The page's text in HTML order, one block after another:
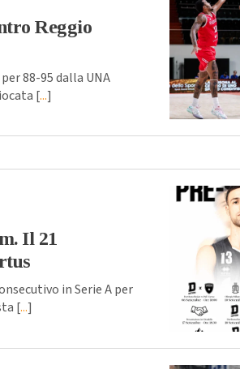
Reggio
88-95 dalla UNA
[...]
Il 21
in Serie A per
[...]